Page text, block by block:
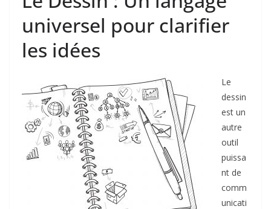
universel pour clarifier
les idées
Le
dessin
est un
autre
outil
puissa
nt de
comm
unicati